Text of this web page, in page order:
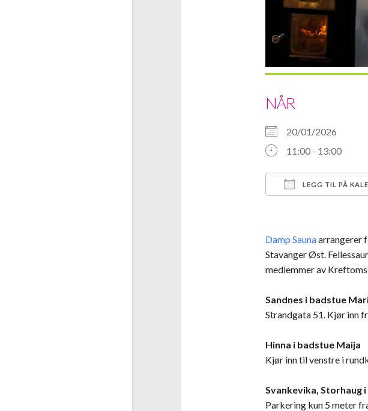
NÅR
20/01/2026
11:00 - 13:00
LEGG TIL PÅ
Damp Saunaarrangerer
Stavanger Øst.
medlemmer av
Sandnes i badstue
Strandgata 51. Kjør inn
Hinna i badstue Maija
Kjør inn til venstre i
Svankevika, Storhaug
Parkering kun 5 meter